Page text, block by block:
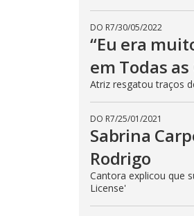
DO R7/30/05/2022
“Eu era
em Todas
Atriz resgatou traços
DO R7/25/01/2021
Sabrina
Rodrigo
Cantora explicou que
License'